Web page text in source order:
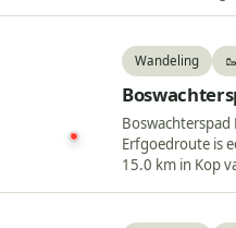
Wandeling
Erfgoedroute is
15.0 km in Kop